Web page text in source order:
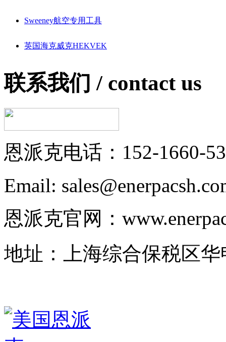
Sweeney航空专用工具
英国海克威克HEKVEK
联系我们 / contact us
恩派克电话：152-1660-
Email:
恩派克官网：
地址：上海综合保税区华